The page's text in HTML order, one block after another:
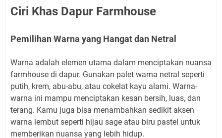
Ciri Khas Dapur Farmhouse
Pemilihan Warna yang Hangat dan Netral
Warna adalah elemen utama dalam menciptakan nuansa
farmhouse di dapur. Gunakan palet warna netral seperti
putih, krem, abu-abu, atau cokelat kayu alami. Warna-
warna ini mampu menciptakan kesan bersih, luas, dan
terang. Kamu juga bisa menambahkan sedikit aksen
warna lembut seperti hijau sage atau biru pastel untuk
memberikan nuansa yang lebih hidup.